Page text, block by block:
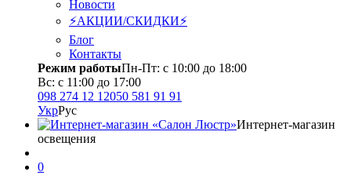
Новости
⚡АКЦИИ/СКИДКИ⚡
Блог
Контакты
Режим работыПн-Пт: с 10:00 до 18:00
Вс: с 11:00 до 17:00
098 274 12 12050 581 91 91
УкрРус
Интернет-магазин
освещения
0